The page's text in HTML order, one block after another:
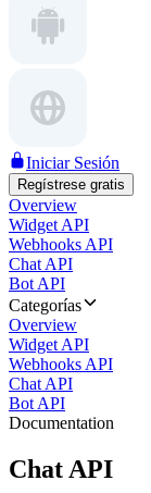
Iniciar Sesión
Regístrese gratis
Overview
Widget API
Webhooks API
Chat API
Bot API
Categorías
Overview
Widget API
Webhooks API
Chat API
Bot API
Documentation
Chat API